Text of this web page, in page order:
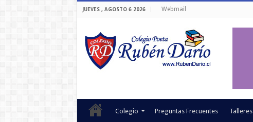
JUEVES , AGOSTO 6 2026 Webmail
Colegio Preguntas Frecuentes Talleres